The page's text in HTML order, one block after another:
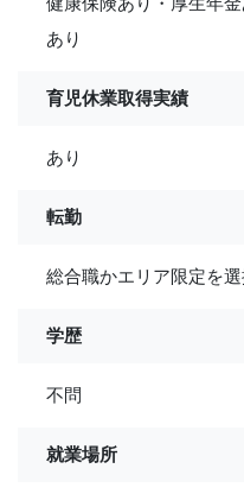
あり
育児休業取得実績
あり
転勤
総合職かエリア限定を
学歴
不問
就業場所